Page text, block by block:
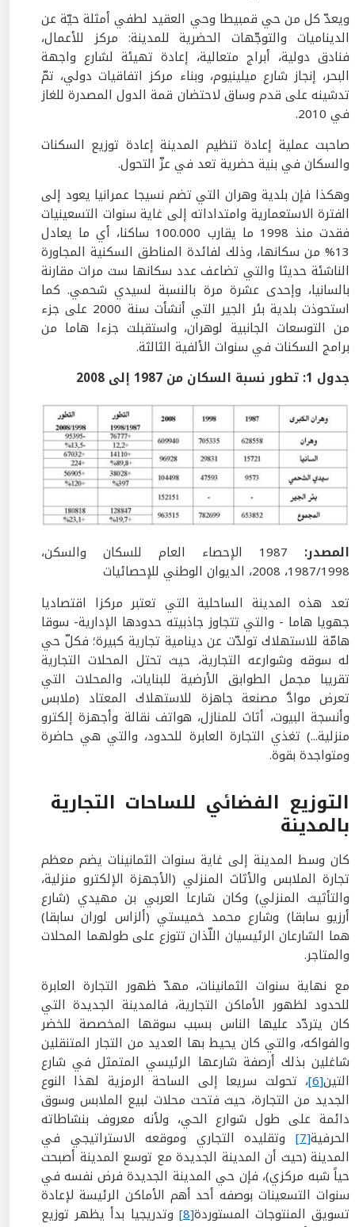
ويعدّ كل من حي قمبيطا وحي العقيد لطفي أمثلة حيّة عن
الديناميات والتوجّهات الحضرية للمدينة: مركز للأعمال،
فنادق دولية، أبراج متعالية، إعادة تهيئة لشارع واجهة
البحر، إنجاز شارع ميلينيوم، وبناء مركز اتفاقيات دولي، تمّ
تدشينه على قدم وساق لاحتضان قمة الدول المصدرة للغاز
في 2010.
صاحبت عملية إعادة تنظيم المدينة إعادة توزيع السكنات
والسكان في بنية حضرية تعد في عزّ التحول.
وهكذا فإن بلدية وهران التي تضم نسيجا عمرانيا يعود إلى
الفترة الاستعمارية وامتداداته إلى غاية سنوات التسعينيات
فقدت منذ 1998 ما يقارب 100.000 ساكنا، أي ما يعادل
13% من سكانها، وذلك لفائدة المناطق السكنية المجاورة
الناشئة حديثا والتي تضاعف عدد سكانها ست مرات مقارنة
بالسانيا، وإحدى عشرة مرة بالنسبة لسيدي شحمي. كما
استحوذت بلدية بئر الجير التي أنشأت سنة 2000 على جزء
من التوسعات الجانبية لوهران، واستقبلت جزءا هاما من
برامج السكنات في سنوات الألفية الثالثة.
جدول 1: تطور نسبة السكان من 1987 إلى 2008
المصدر:
1987 الإحصاء العام للسكان والسكن،
1987/1998، 2008، الديوان الوطني للإحصائيات
تعد هذه المدينة الساحلية التي تعتبر مركزا اقتصاديا
جهويا هاما - والتي تتجاوز جاذبيته حدودها الإدارية- سوقا
هامّة للاستهلاك تولدّت عن دينامية تجارية كبيرة؛ فكلّ حي
له سوقه وشوارعه التجارية، حيث تحتل المحلات التجارية
تقريبا مجمل الطوابق الأرضية للبنايات، والمحلات التي
تعرض موادَّ مصنعة جاهزة للاستهلاك المعتاد (ملابس
وأنسجة البيوت، أثاث للمنازل، هواتف نقالة وأجهزة إلكترو
منزلية...) تغذي التجارة العابرة للحدود، والتي هي حاضرة
ومتواجدة بقوة.
التوزيع الفضائي للساحات التجارية
بالمدينة
كان وسط المدينة إلى غاية سنوات الثمانينات يضم معظم
تجارة الملابس والأثاث المنزلي (الأجهزة الإلكترو منزلية،
والتأثيث المنزلي) وكان شارعا العربي بن مهيدي (شارع
أرزيو سابقا) وشارع محمد خميستي (ألزاس لوران سابقا)
هما الشارعان الرئيسيان اللّذان تتوزع على طولهما المحلات
والمتاجر.
مع نهاية سنوات الثمانينات، مهدّ ظهور التجارة العابرة
للحدود لظهور الأماكن التجارية، فالمدينة الجديدة التي
كان يتردّد عليها الناس بسبب سوقها المخصصة للخضر
والفواكه، والتي كان يحيط بها العديد من التجار المتنقلين
شاغلين بذلك أرصفة شارعها الرئيسي المتمثل في شارع
التين[6] ، تحولت سريعا إلى الساحة الرمزية لهذا النوع
الجديد من التجارة، حيث فتحت محلات لبيع الملابس وسوق
دائمة على طول شوارع الحي، ولأنه معروف بنشاطاته
الحرفية[7]
وتقليده التجاري وموقعه الاستراتيجي في
المدينة (حيث أن المدينة الجديدة مع توسع المدينة أصبحت
حياً شبه مركزي)، فإن حي المدينة الجديدة فرض نفسه في
سنوات التسعينات بوصفه أحد أهم الأماكن الرئيسة لإعادة
تسويق المنتوجات المستوردة[8]
وتدريجيا بدأ يظهر توزيع